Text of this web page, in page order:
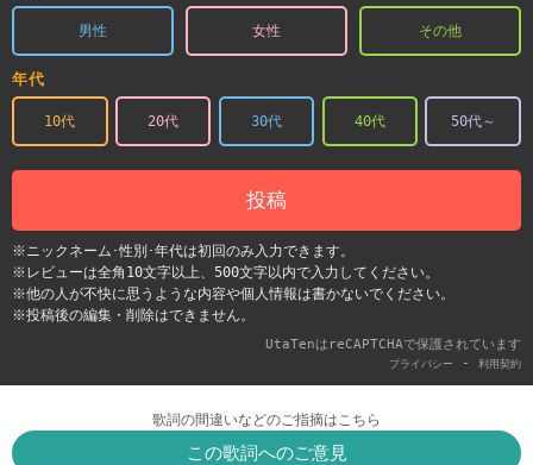
男性 女性 その他
年代
10代 20代 30代 40代 50代～
投稿
※ニックネーム･性別･年代は初回のみ入力できます。
※レビューは全角10文字以上、500文字以内で入力してください。
※他の人が不快に思うような内容や個人情報は書かないでください。
※投稿後の編集・削除はできません。
UtaTenはreCAPTCHAで保護されています
プライバシー - 利用契約
歌詞の間違いなどのご指摘はこちら
この歌詞へのご意見